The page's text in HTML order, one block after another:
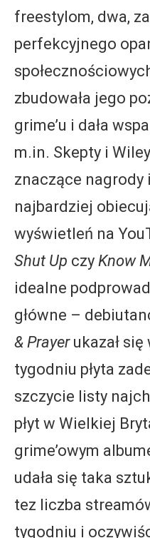
freestylom, dwa,
perfekcyjnego
zbudowała jego
grime’u i dała
m.in. Skepty i
znaczące nagrody
najbardziej
wyświetleń na
Shut Up czy Know
idealne
główne –
& Prayerukazał się
tygodniu płyta
szczycie listy
płyt w Wielkiej
grime’owym
udała się taka
tez liczba
tygodniu i